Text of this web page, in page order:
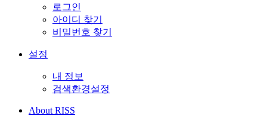
로그인
아이디 찾기
비밀번호 찾기
설정
내 정보
검색환경설정
About RISS